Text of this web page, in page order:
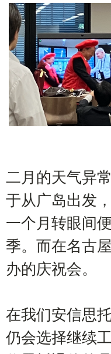
二月的天气异
于从广岛出发
一个月转眼间
季。而在名古
办的庆祝会。
在我们安信思
仍会选择继续